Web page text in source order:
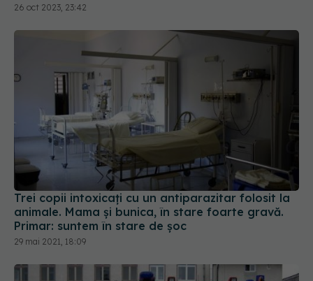
26 oct 2023, 23:42
Trei copii intoxicați cu un antiparazitar folosit la
animale. Mama și bunica, în stare foarte gravă.
Primar: suntem în stare de șoc
29 mai 2021, 18:09